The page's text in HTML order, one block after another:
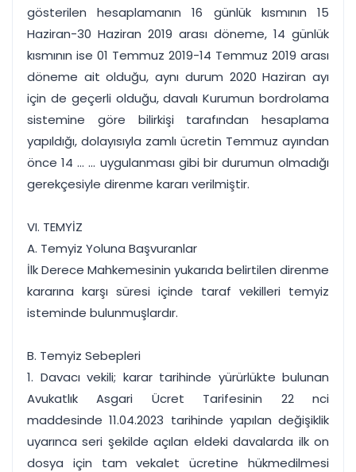
gösterilen hesaplamanın 16 günlük kısmının 15
Haziran-30 Haziran 2019 arası döneme, 14 günlük
kısmının ise 01 Temmuz 2019-14 Temmuz 2019 arası
döneme ait olduğu, aynı durum 2020 Haziran ayı
için de geçerli olduğu, davalı Kurumun bordrolama
sistemine göre bilirkişi tarafından hesaplama
yapıldığı, dolayısıyla zamlı ücretin Temmuz ayından
önce 14 ... ... uygulanması gibi bir durumun olmadığı
gerekçesiyle direnme kararı verilmiştir.
VI. TEMYİZ
A. Temyiz Yoluna Başvuranlar
İlk Derece Mahkemesinin yukarıda belirtilen direnme
kararına karşı süresi içinde taraf vekilleri temyiz
isteminde bulunmuşlardır.
B. Temyiz Sebepleri
1. Davacı vekili; karar tarihinde yürürlükte bulunan
Avukatlık Asgari Ücret Tarifesinin 22 nci
maddesinde 11.04.2023 tarihinde yapılan değişiklik
uyarınca seri şekilde açılan eldeki davalarda ilk on
dosya için tam vekalet ücretine hükmedilmesi